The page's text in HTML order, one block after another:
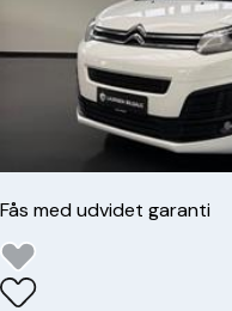
Fås med udvidet garanti